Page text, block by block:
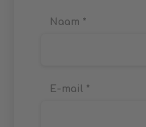
Naam *
E-mail *